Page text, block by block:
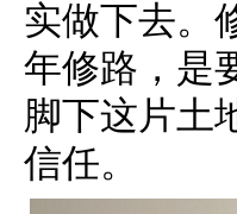
实做下去。
年修路，是
脚下这片土
信任。